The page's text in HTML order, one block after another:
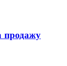
продажу